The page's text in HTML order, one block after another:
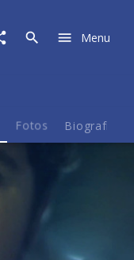
Menu
Fotos Biografie